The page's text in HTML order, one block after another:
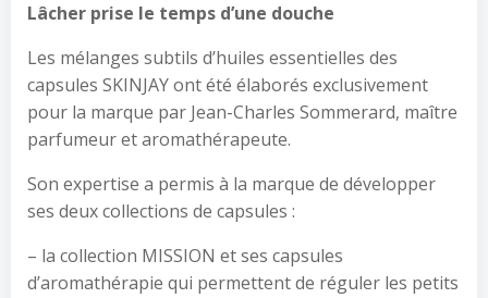
Lâcher prise le temps d’une douche
Les mélanges subtils d’huiles essentielles des
capsules SKINJAY ont été élaborés exclusivement
pour la marque par Jean-Charles Sommerard, maître
parfumeur et aromathérapeute.
Son expertise a permis à la marque de développer
ses deux collections de capsules :
– la collection MISSION et ses capsules
d’aromathérapie qui permettent de réguler les petits